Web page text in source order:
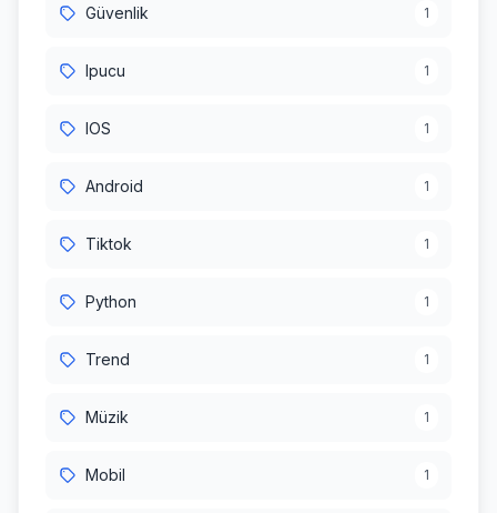
Güvenlik 1
Ipucu 1
IOS 1
Android 1
Tiktok 1
Python 1
Trend 1
Müzik 1
Mobil 1